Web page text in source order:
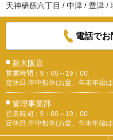
天神橋筋六丁目 / 中津 / 豊津 /
電話で
■ 新大阪店
営業時間：9：00～19：00
定休日:年中無休(お盆、年末年始は
■ 管理事業部
営業時間：9：00～19：00
定休日:年中無休(お盆、年末年始は